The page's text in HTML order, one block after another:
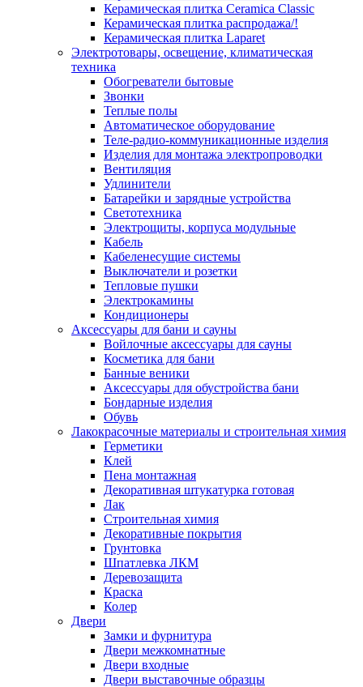
Керамическая плитка Ceramica Classic
Керамическая плитка распродажа/!
Керамическая плитка Laparet
Электротовары, освещение, климатическая
техника
Обогреватели бытовые
Звонки
Теплые полы
Автоматическое оборудование
Теле-радио-коммуникационные изделия
Изделия для монтажа электропроводки
Вентиляция
Удлинители
Батарейки и зарядные устройства
Светотехника
Электрощиты, корпуса модульные
Кабель
Кабеленесущие системы
Выключатели и розетки
Тепловые пушки
Электрокамины
Кондиционеры
Аксессуары для бани и сауны
Войлочные аксессуары для сауны
Косметика для бани
Банные веники
Аксессуары для обустройства бани
Бондарные изделия
Обувь
Лакокрасочные материалы и строительная химия
Герметики
Клей
Пена монтажная
Декоративная штукатурка готовая
Лак
Строительная химия
Декоративные покрытия
Грунтовка
Шпатлевка ЛКМ
Деревозащита
Краска
Колер
Двери
Замки и фурнитура
Двери межкомнатные
Двери входные
Двери выставочные образцы